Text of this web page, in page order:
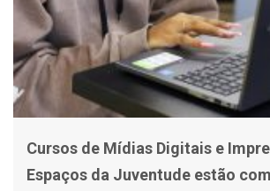
Cursos de Mídias Digitais e
Espaços da Juventude estão